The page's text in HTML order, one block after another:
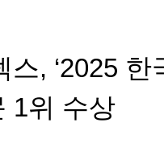
스, ‘2025
1위 수상